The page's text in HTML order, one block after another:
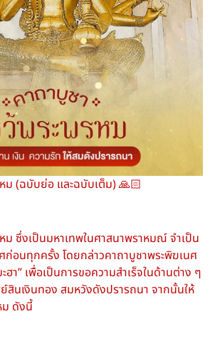
ม (ฉบับย่อ และฉบับเต็ม) 🙏🏻
ม ซึ่งเป็นมหาเทพในศาสนาพราหมณ์ จำเป็น
ก่อนทุกครั้ง โดยกล่าวคาถาบูชาพระพิฆเนศ
ฮา” เพื่อเป็นการขอความสำเร็จในด้านต่าง ๆ
สินเงินทอง สมหวังดังปรารถนา จากนั้นให้
ม ดังนี้